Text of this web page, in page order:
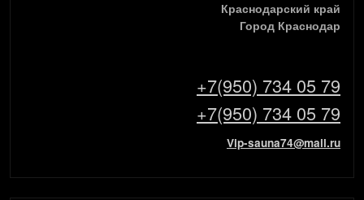
Краснодарский край
Город Краснодар
+7(950) 734 05 79
+7(950) 734 05 79
Vip-sauna74@mail.ru